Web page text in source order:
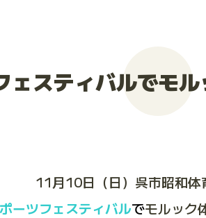
ェスティバルでモ
11月10日（日）呉市昭和体
ーツフェスティバルでモルック